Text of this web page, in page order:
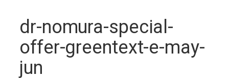
dr-nomura-special-
offer-greentext-e-may-
jun